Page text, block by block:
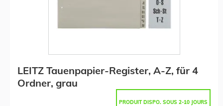
LEITZ Tauenpapier-Register, A-Z, für 4
Ordner, grau
PRODUIT DISPO. SOUS 2-10 JOURS